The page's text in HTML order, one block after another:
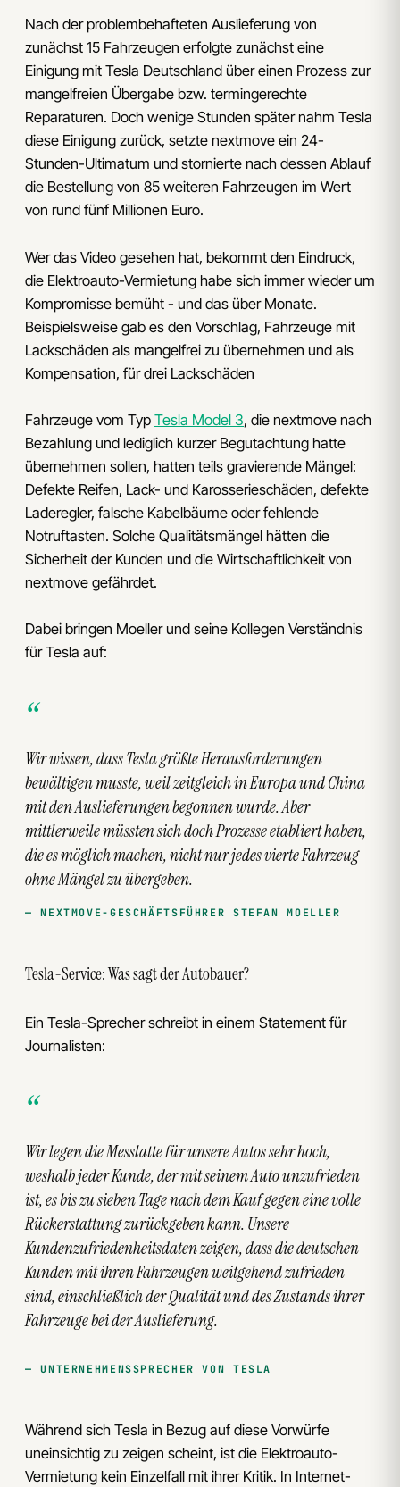
Nach der problembehafteten Auslieferung von
zunächst 15 Fahrzeugen erfolgte zunächst eine
Einigung mit Tesla Deutschland über einen Prozess zur
mangelfreien Übergabe bzw. termingerechte
Reparaturen. Doch wenige Stunden später nahm Tesla
diese Einigung zurück, setzte nextmove ein 24-
Stunden-Ultimatum und stornierte nach dessen Ablauf
die Bestellung von 85 weiteren Fahrzeugen im Wert
von rund fünf Millionen Euro.
Wer das Video gesehen hat, bekommt den Eindruck,
die Elektroauto-Vermietung habe sich immer wieder um
Kompromisse bemüht - und das über Monate.
Beispielsweise gab es den Vorschlag, Fahrzeuge mit
Lackschäden als mangelfrei zu übernehmen und als
Kompensation, für drei Lackschäden
Fahrzeuge vom Typ Tesla Model 3, die nextmove nach
Bezahlung und lediglich kurzer Begutachtung hatte
übernehmen sollen, hatten teils gravierende Mängel:
Defekte Reifen, Lack- und Karosserieschäden, defekte
Laderegler, falsche Kabelbäume oder fehlende
Notruftasten. Solche Qualitätsmängel hätten die
Sicherheit der Kunden und die Wirtschaftlichkeit von
nextmove gefährdet.
Dabei bringen Moeller und seine Kollegen Verständnis
für Tesla auf:
Wir wissen, dass Tesla größte Herausforderungen
bewältigen musste, weil zeitgleich in Europa und China
mit den Auslieferungen begonnen wurde. Aber
mittlerweile müssten sich doch Prozesse etabliert haben,
die es möglich machen, nicht nur jedes vierte Fahrzeug
ohne Mängel zu übergeben.
NEXTMOVE-GESCHÄFTSFÜHRER STEFAN MOELLER
Tesla-Service: Was sagt der Autobauer?
Ein Tesla-Sprecher schreibt in einem Statement für
Journalisten:
Wir legen die Messlatte für unsere Autos sehr hoch,
weshalb jeder Kunde, der mit seinem Auto unzufrieden
ist, es bis zu sieben Tage nach dem Kauf gegen eine volle
Rückerstattung zurückgeben kann. Unsere
Kundenzufriedenheitsdaten zeigen, dass die deutschen
Kunden mit ihren Fahrzeugen weitgehend zufrieden
sind, einschließlich der Qualität und des Zustands ihrer
Fahrzeuge bei der Auslieferung.
UNTERNEHMENSSPRECHER VON TESLA
Während sich Tesla in Bezug auf diese Vorwürfe
uneinsichtig zu zeigen scheint, ist die Elektroauto-
Vermietung kein Einzelfall mit ihrer Kritik. In Internet-